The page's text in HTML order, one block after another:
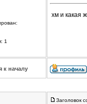
1
хм и какая
к началу
Заголовок